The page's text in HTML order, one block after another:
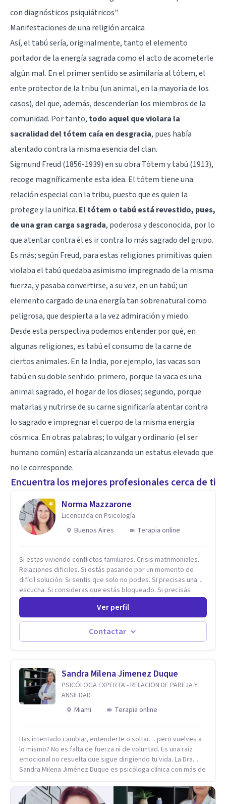
con diagnósticos psiquiátricos"
Manifestaciones de una religión arcaica
Así, el tabú sería, originalmente, tanto el elemento
portador de la energía sagrada como el acto de acometerle
algún mal. En el primer sentido se asimilaría al tótem, el
ente protector de la tribu (un animal, en la mayoría de los
casos), del que, además, descenderían los miembros de la
comunidad. Por tanto, todo aquel que violara la
sacralidad del tótem caía en desgracia, pues había
atentado contra la misma esencia del clan.
Sigmund Freud (1856-1939) en su obra Tótem y tabú (1913),
recoge magníficamente esta idea. El tótem tiene una
relación especial con la tribu, puesto que es quien la
protege y la unifica. El tótem o tabú está revestido, pues,
de una gran carga sagrada, poderosa y desconocida, por lo
que atentar contra él es ir contra lo más sagrado del grupo.
Es más; según Freud, para estas religiones primitivas quien
violaba el tabú quedaba asimismo impregnado de la misma
fuerza, y pasaba convertirse, a su vez, en un tabú; un
elemento cargado de una energía tan sobrenatural como
peligrosa, que despierta a la vez admiración y miedo.
Desde esta perspectiva podemos entender por qué, en
algunas religiones, es tabú el consumo de la carne de
ciertos animales. En la India, por ejemplo, las vacas son
tabú en su doble sentido: primero, porque la vaca es una
animal sagrado, el hogar de los dioses; segundo, porque
matarlas y nutrirse de su carne significaría atentar contra
lo sagrado e impregnar el cuerpo de la misma energía
cósmica. En otras palabras; lo vulgar y ordinario (el ser
humano común) estaría alcanzando un estatus elevado que
no le corresponde.
Encuentra los mejores profesionales cerca de ti
Norma Mazzarone
Licenciada en Psicología
Buenos Aires
Terapia online
Si estas viviendo conflictos familiares. Crisis matrimoniales.
Relaciones dificiles. Si estás pasando por un momento de
difícil solución. Si sentís que solo no podes. Si precisas una
escucha. Si consideras que estás bloqueado. Si precisás
comprensión. Si no logras definir proyectos, objetivos,
sueños, deseos. Si pensás que lo que te pasa no es tan
grave, pero podría ayudar. Si estás en adicciones y tu
intención es hacer algo con lo que te está pasando. No dudes
en comunicarte a fin de comenzar a resolver la situación que
Ver perfil
Contactar
Sandra Milena Jimenez Duque
PSICÓLOGA EXPERTA - RELACION DE PAREJA Y
ANSIEDAD
Miami
Terapia online
Has intentado cambiar, entenderte o soltar… pero vuelves a
lo mismo? No es falta de fuerza ni de voluntad. Es una raíz
emocional no resuelta que sigue dirigiendo tu vida. La Dra.
Sandra Milena Jiménez Duque es psicóloga clínica con más de
profesionales más destacadas en el abordaje profundo de la
ansiedad, la baja autoestima, la dependencia emocional y los